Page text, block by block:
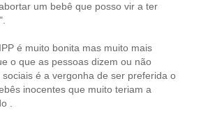
um bebê que posso vir a ter
é muito bonita mas muito mais
o que as pessoas dizem ou não
é a vergonha de ser preferida o
inocentes que muito teriam a
.